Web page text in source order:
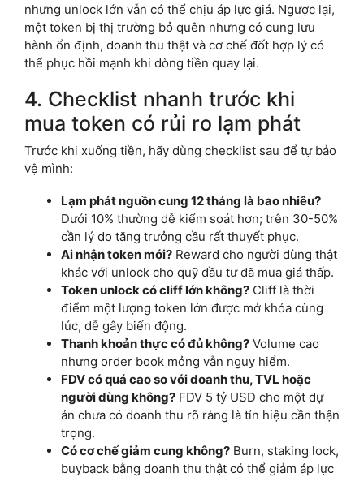
nhưng unlock lớn vẫn có thể chịu áp lực giá. Ngược lại,
một token bị thị trường bỏ quên nhưng có cung lưu
hành ổn định, doanh thu thật và cơ chế đốt hợp lý có
thể phục hồi mạnh khi dòng tiền quay lại.
4. Checklist nhanh trước khi
mua token có rủi ro lạm phát
Trước khi xuống tiền, hãy dùng checklist sau để tự bảo
vệ mình:
Lạm phát nguồn cung 12 tháng là bao nhiêu?
Dưới 10% thường dễ kiểm soát hơn; trên 30-50%
cần lý do tăng trưởng cầu rất thuyết phục.
Ai nhận token mới? Reward cho người dùng thật
khác với unlock cho quỹ đầu tư đã mua giá thấp.
Token unlock có cliff lớn không? Cliff là thời
điểm một lượng token lớn được mở khóa cùng
lúc, dễ gây biến động.
Thanh khoản thực có đủ không? Volume cao
nhưng order book mỏng vẫn nguy hiểm.
FDV có quá cao so với doanh thu, TVL hoặc
người dùng không? FDV 5 tỷ USD cho một dự
án chưa có doanh thu rõ ràng là tín hiệu cần thận
trọng.
Có cơ chế giảm cung không? Burn, staking lock,
buyback bằng doanh thu thật có thể giảm áp lực